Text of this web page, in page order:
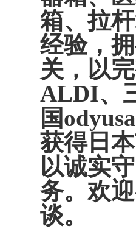
箱、拉
经验，
关，以
ALDI、
国
获得日
以诚实
务。欢
谈。